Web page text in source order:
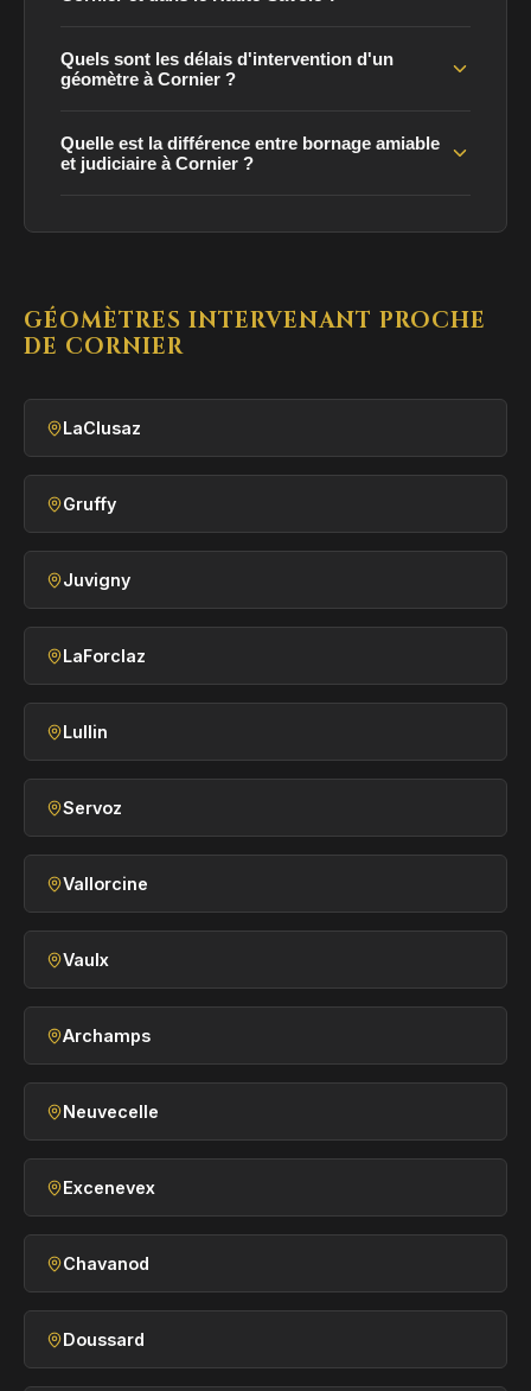
Quels sont les délais d'intervention d'un
géomètre à Cornier ?
Quelle est la différence entre bornage amiable
et judiciaire à Cornier ?
GÉOMÈTRES INTERVENANT PROCHE
DE CORNIER
LaClusaz
Gruffy
Juvigny
LaForclaz
Lullin
Servoz
Vallorcine
Vaulx
Archamps
Neuvecelle
Excenevex
Chavanod
Doussard